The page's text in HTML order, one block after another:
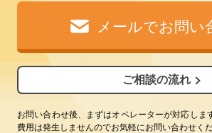
メールでお問い
ご相談の流れ
お問い合わせ後、まずはオペレーターが対応しま
費用は発生しませんのでお気軽にお問い合わせくだ